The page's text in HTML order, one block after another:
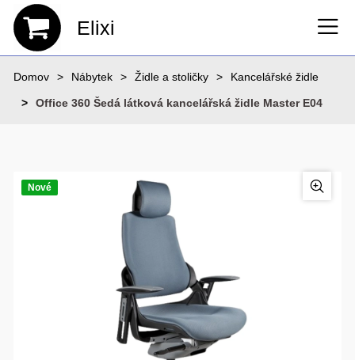
Elixi
Domov Nábytek Židle a stoličky Kancelářské židle
Office 360 Šedá látková kancelářská židle Master E04
Nové